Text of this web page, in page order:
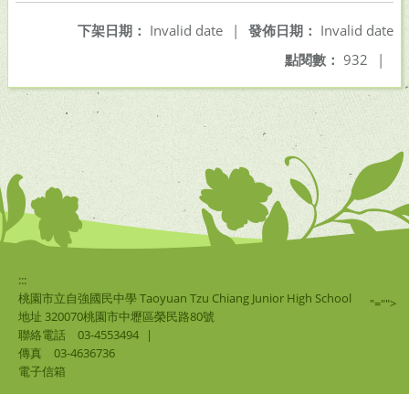
發佈日期： Invalid date
下架日期： Invalid date
|
點閱數： 932 |
:::
桃園市立自強國民中學 Taoyuan Tzu Chiang Junior High School
地址 320070桃園市中壢區榮民路80號
聯絡電話
03-4553494
|
傳真
03-4636736
電子信箱
"="">